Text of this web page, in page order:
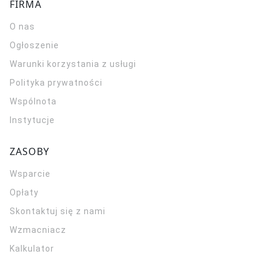
FIRMA
O nas
Ogłoszenie
Warunki korzystania z usługi
Polityka prywatności
Wspólnota
Instytucje
ZASOBY
Wsparcie
Opłaty
Skontaktuj się z nami
Wzmacniacz
Kalkulator